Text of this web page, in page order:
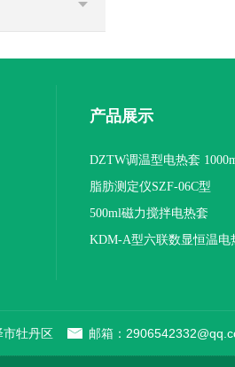
产品展示
DZTW调温型电热套
联
脂肪测定仪SZF-06C型
500ml磁力搅拌电热套
KDM-A型六联数显恒温电
市牡丹区 邮箱：